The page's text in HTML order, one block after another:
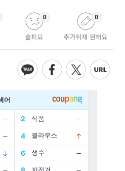
슬퍼요
0
추가취재 원해요
0